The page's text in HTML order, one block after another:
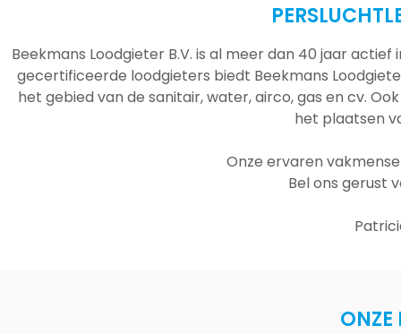
Beekmans Loodgieter B.V. is al meer dan 40 jaar
gecertificeerde loodgieters biedt Beekmans
het gebied van de sanitair, water, airco, gas en cv.
het plaatsen
Onze ervaren
Bel ons gerust
ONZE